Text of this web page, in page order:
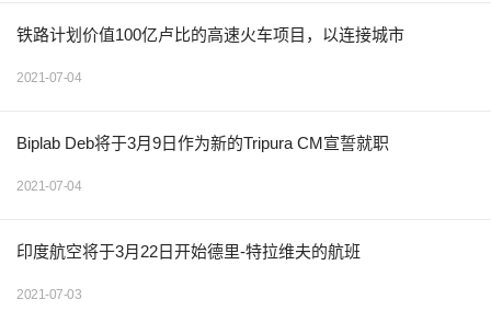
铁路计划价值100亿卢比的高速火车项目，以连接城市
2021-07-04
Biplab Deb将于3月9日作为新的Tripura CM宣誓就职
2021-07-04
印度航空将于3月22日开始德里-特拉维夫的航班
2021-07-03